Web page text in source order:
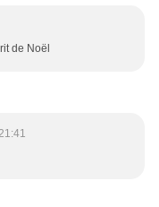
de Noël